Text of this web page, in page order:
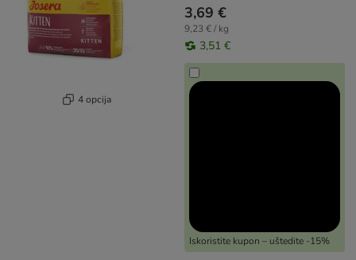
4 opcija
3,69 €
9,23 € / kg
3,51 €
Iskoristite kupon – uštedite -15%